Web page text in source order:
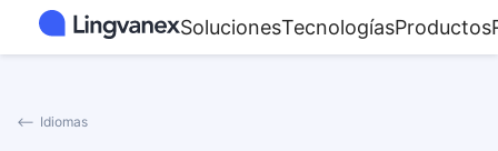
SolucionesTecnologíasProductos
⟵ Idiomas